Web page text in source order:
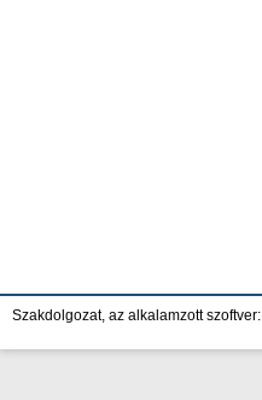
Szakdolgozat, az alkalamzott szoftver: